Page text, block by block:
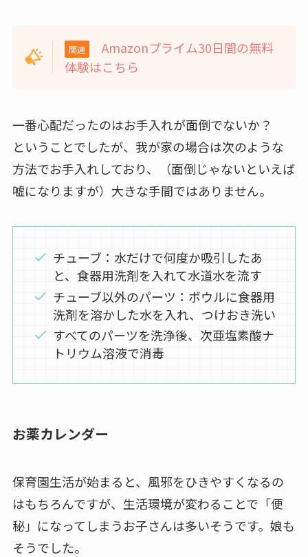
関連
Amazonプライム30日間の無料
体験はこちら
一番心配だったのはお手入れが面倒でないか？
ということでしたが、我が家の場合は次のような
方法でお手入れしており、（面倒じゃないといえば
嘘になりますが）大きな手間ではありません。
チューブ：水だけで何度か吸引したあ
と、食器用洗剤を入れて水道水を流す
チューブ以外のパーツ：ボウルに食器用
洗剤を溶かした水を入れ、つけおき洗い
すべてのパーツを洗浄後、次亜塩素酸ナ
トリウム溶液で消毒
お薬カレンダー
保育園生活が始まると、風邪をひきやすくなるの
はもちろんですが、生活環境が変わることで「便
秘」になってしまうお子さんは多いそうです。娘も
そうでした。